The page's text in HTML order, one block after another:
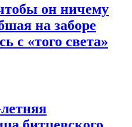
он ничему
на заборе
с «того света»